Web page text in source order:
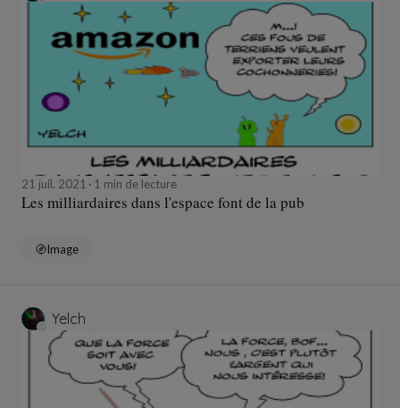
21 juil. 2021 1 min de lecture
Les milliardaires dans l'espace font de la pub
Image
Yelch